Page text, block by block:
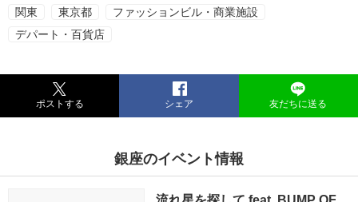
関東 東京都
ファッションビル・商業施設
デパート・百貨店
ポストする シェア 友だちに送る
銀座のイベント情報